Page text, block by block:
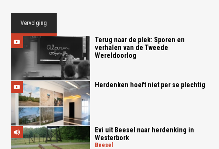
Vervolging
Terug naar de plek: Sporen en
verhalen van de Tweede
Wereldoorlog
Herdenken hoeft niet per se plechtig
Evi uit Beesel naar herdenking in
Westerbork
beesel